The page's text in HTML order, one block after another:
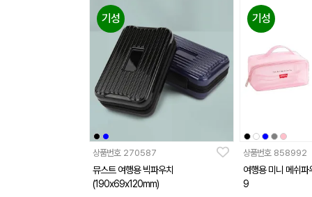
기성
상품번호 270587
뮤스트 여행용 빅파우치
(190x69x120mm)
기성
상품번호 858992
여행용 미니 메쉬
9